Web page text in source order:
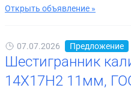
Открыть объявление »
07.07.2026 Предложение
Шестигранник
14Х17Н2 11мм,